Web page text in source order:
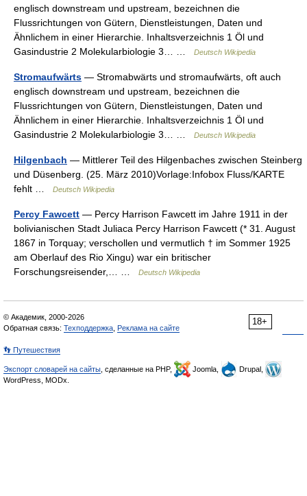
englisch downstream und upstream, bezeichnen die
Flussrichtungen von Gütern, Dienstleistungen, Daten und
Ähnlichem in einer Hierarchie. Inhaltsverzeichnis 1 Öl und
Gasindustrie 2 Molekularbiologie 3… …
Deutsch Wikipedia
Stromaufwärts — Stromabwärts und stromaufwärts, oft auch
englisch downstream und upstream, bezeichnen die
Flussrichtungen von Gütern, Dienstleistungen, Daten und
Ähnlichem in einer Hierarchie. Inhaltsverzeichnis 1 Öl und
Gasindustrie 2 Molekularbiologie 3… …
Deutsch Wikipedia
Hilgenbach — Mittlerer Teil des Hilgenbaches zwischen Steinberg
und Düsenberg. (25. März 2010)Vorlage:Infobox Fluss/KARTE
fehlt …
Deutsch Wikipedia
Percy Fawcett — Percy Harrison Fawcett im Jahre 1911 in der
bolivianischen Stadt Juliaca Percy Harrison Fawcett (* 31. August
1867 in Torquay; verschollen und vermutlich † im Sommer 1925
am Oberlauf des Rio Xingu) war ein britischer
Forschungsreisender,… …
Deutsch Wikipedia
18+
© Академик, 2000-2026
Обратная связь: Техподдержка Реклама на сайте
👣 Путешествия
Экспорт словарей на сайты , сделанные на PHP, Joomla,
Drupal,
WordPress, MODx.